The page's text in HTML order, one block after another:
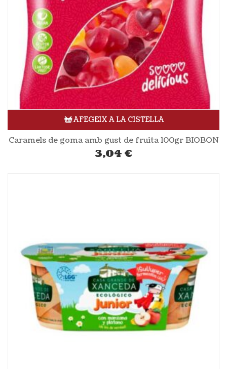
AFEGEIX A LA CISTELLA
Caramels de goma amb gust de fruita 100gr BIOBON
3,04 €